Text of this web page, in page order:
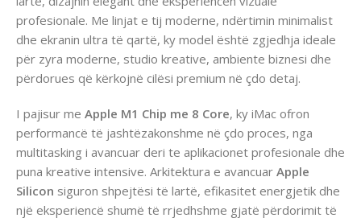
profesionale. Me linjat e tij moderne, ndërtimin minimalist
dhe ekranin ultra të qartë, ky model është zgjedhja ideale
për zyra moderne, studio kreative, ambiente biznesi dhe
përdorues që kërkojnë cilësi premium në çdo detaj.
I pajisur me Apple M1 Chip me 8 Core, ky iMac ofron
performancë të jashtëzakonshme në çdo proces, nga
multitasking i avancuar deri te aplikacionet profesionale dhe
puna kreative intensive. Arkitektura e avancuar Apple
Silicon siguron shpejtësi të lartë, efikasitet energjetik dhe
një eksperiencë shumë të rrjedhshme gjatë përdorimit të